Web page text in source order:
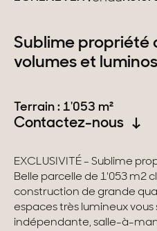
Genève
Alpes Suisses
Nos
Propriétés
Sublime propriété
volumes et
Terrain : 1'053 m²
Contactez-nous
EXCLUSIVITÉ - Sublime
Belle parcelle de 1'053 m2
construction de grande
espaces très lumineux
indépendante, salle-à-